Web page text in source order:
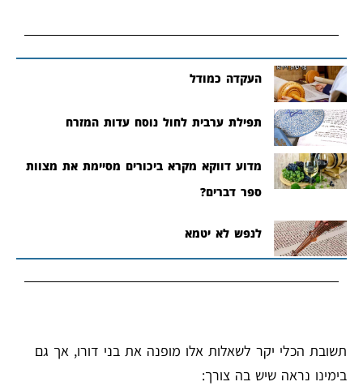
העקדה כמודל
תפילת ערבית לחול נוסח עדות המזרח
מדוע דווקא מקרא ביכורים מסיימת את מצוות
ספר דברים?
לנפש לא יטמא
תשובת הכלי יקר לשאלות אלו מופנה את בני דורו, אך גם
בימינו נראה שיש בה צורך: